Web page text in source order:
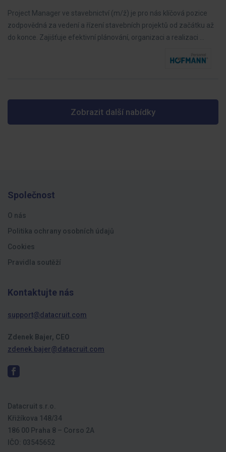
Project Manager ve stavebnictví (m/ž) je pro nás klíčová pozice
zodpovědná za vedení a řízení stavebních projektů od začátku až
do konce. Zajišťuje efektivní plánování, organizaci a realizaci …
Zobrazit další nabídky
Společnost
O nás
Politika ochrany osobních údajů
Cookies
Pravidla soutěží
Kontaktujte nás
support@datacruit.com
Zdenek Bajer, CEO
zdenek.bajer@datacruit.com
Datacruit s.r.o.
Křižíkova 148/34
186 00 Praha 8 – Corso 2A
IČO: 03545652